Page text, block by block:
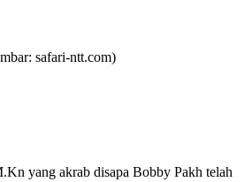
safari-ntt.com)
yang akrab disapa Bobby Pakh telah